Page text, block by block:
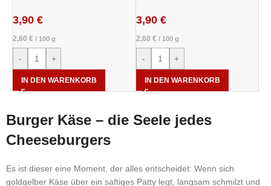
3,90 €
2,60 € / 100 g
- +
IN DEN WARENKORB
3,90 €
2,60 € / 100 g
- +
IN DEN WARENKORB
Burger Käse – die Seele jedes
Cheeseburgers
Es ist dieser eine Moment, der alles entscheidet: Wenn sich
goldgelber Käse über ein saftiges Patty legt, langsam schmilzt und